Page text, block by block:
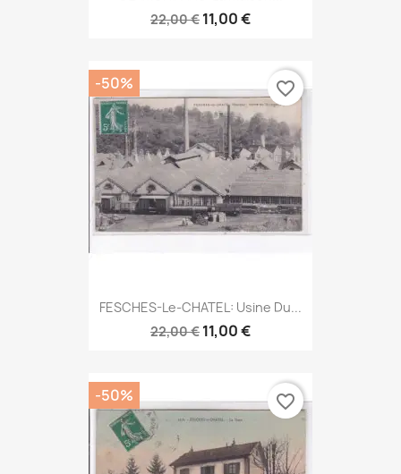
22,00 € 11,00 €
FESCHES-Le-CHATEL: Usine Du...
22,00 € 11,00 €
-50% favorite_border
-50% favorite_border